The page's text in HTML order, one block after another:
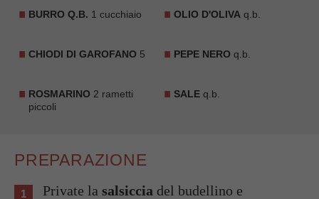
BURRO Q.B. 1 cucchiaio OLIO D'OLIVA q.b.
CHIODI DI GAROFANO 5 PEPE NERO q.b.
ROSMARINO 2 rametti
piccoli
SALE q.b.
PREPARAZIONE
Private la salsiccia del budellino e